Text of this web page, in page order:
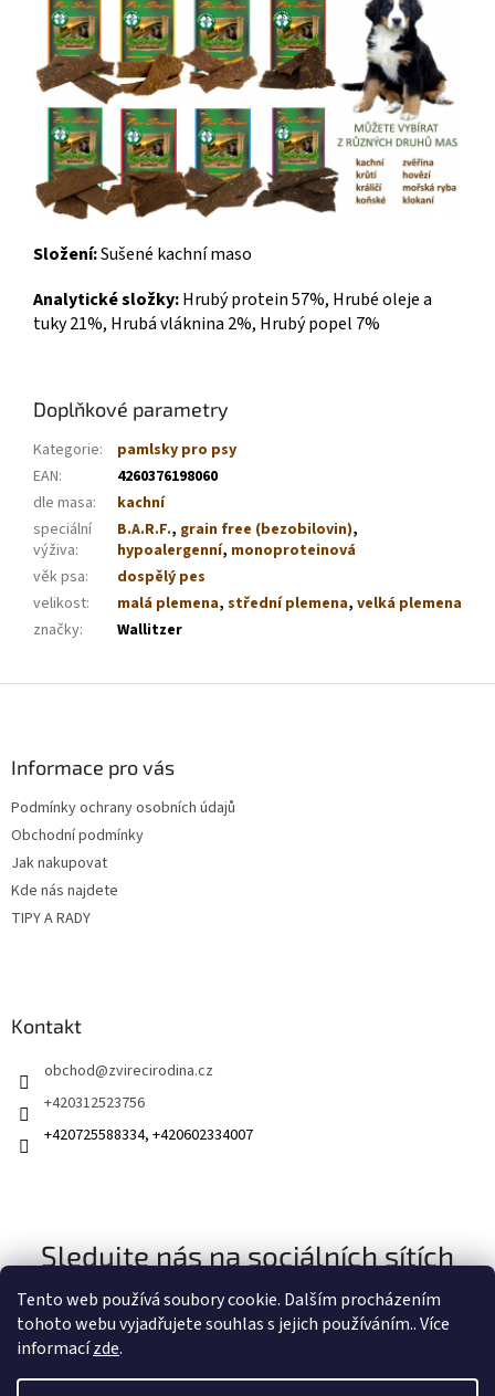
Tento web používá soubory cookie. Dalším procházením
tohoto webu vyjadřujete souhlas s jejich používáním.. Více
informacízde.
Složení:Sušené kachní maso
Analytické složky:Hrubý protein 57%, Hrubé oleje a
tuky 21%, Hrubá vláknina 2%, Hrubý popel 7%
Doplňkové parametry
Kategorie:
pamlsky pro psy
EAN:
4260376198060
dle masa:
kachní
speciální
výživa:
B.A.R.F., grain free (bezobilovin),
hypoalergenní, monoproteinová
věk psa:
dospělý pes
velikost: malá plemena, střední plemena, velká plemena
značky: Wallitzer
Informace pro vás
Podmínky ochrany osobních údajů
Obchodní podmínky
Jak nakupovat
Kde nás najdete
TIPY A RADY
Kontakt
obchod@zvirecirodina.cz
+420312523756
+420725588334, +420602334007
Sledujte nás na sociálních sítích